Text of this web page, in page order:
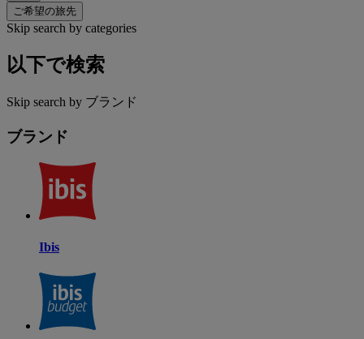
ご希望の旅先
Skip search by categories
以下で検索
Skip search by ブランド
ブランド
Ibis